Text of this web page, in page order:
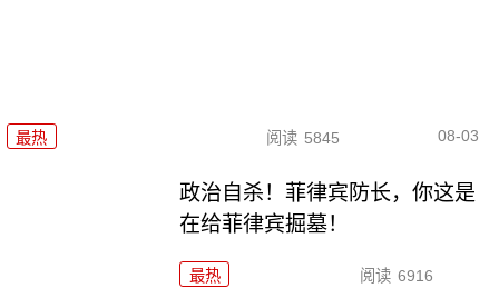
最热 阅读 5845 08-03
政治自杀！菲律宾防长，你这是
在给菲律宾掘墓！
最热 阅读 6916